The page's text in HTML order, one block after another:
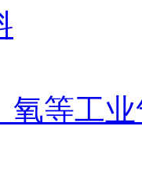
氧等工